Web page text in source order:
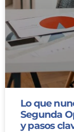
Lo que
Segunda
y pasos